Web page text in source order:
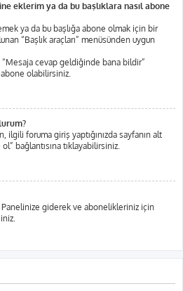
eklerim ya da bu başlıklara nasıl abone
ya da bu başlığa abone olmak için bir
“Başlık araçları” menüsünden uygun
“Mesaja cevap geldiğinde bana bildir”
olabilirsiniz.
foruma giriş yaptığınızda sayfanın alt
bağlantısına tıklayabilirsiniz.
Panelinize giderek ve abonelikleriniz için